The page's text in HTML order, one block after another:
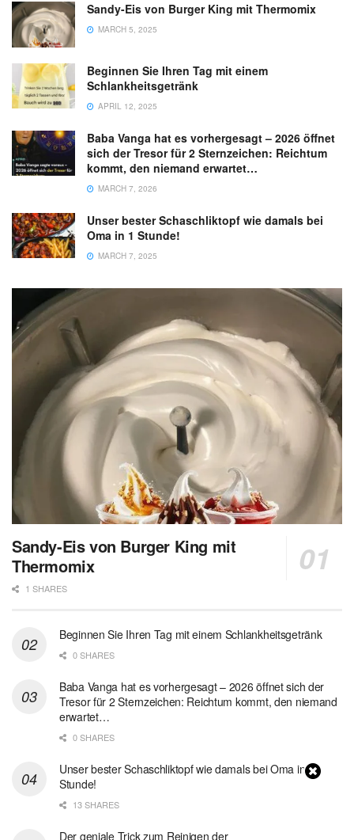
Sandy-Eis von Burger King mit Thermomix
MARCH 5, 2025
Beginnen Sie Ihren Tag mit einem
Schlankheitsgetränk
APRIL 12, 2025
Baba Vanga hat es vorhergesagt – 2026 öffnet
sich der Tresor für 2 Sternzeichen: Reichtum
kommt, den niemand erwartet…
MARCH 7, 2026
Unser bester Schaschliktopf wie damals bei
Oma in 1 Stunde!
MARCH 7, 2025
Sandy-Eis von Burger King mit
Thermomix
1 SHARES
Beginnen Sie Ihren Tag mit einem Schlankheitsgetränk
0 SHARES
Baba Vanga hat es vorhergesagt – 2026 öffnet sich der
Tresor für 2 Sternzeichen: Reichtum kommt, den niemand
erwartet…
0 SHARES
Unser bester Schaschliktopf wie damals bei Oma in 1
Stunde!
13 SHARES
Der geniale Trick zum Reinigen der